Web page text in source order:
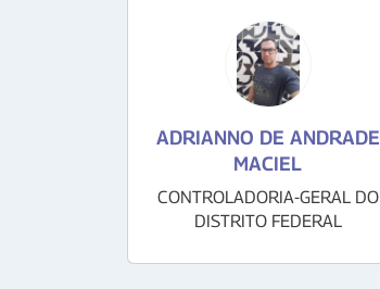
ADRIANNO DE ANDRADE
MACIEL
CONTROLADORIA-GERAL DO
DISTRITO FEDERAL